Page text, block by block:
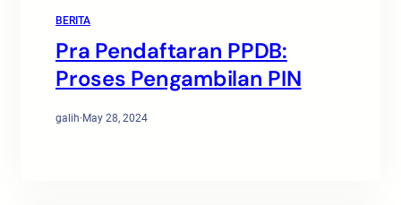
BERITA
Pra Pendaftaran PPDB:
Proses Pengambilan PIN
galih·May 28, 2024